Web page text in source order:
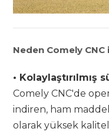
Neden Comely CNC
• Kolaylaştırılmış
Comely CNC'de
indiren, ham
olarak yüksek